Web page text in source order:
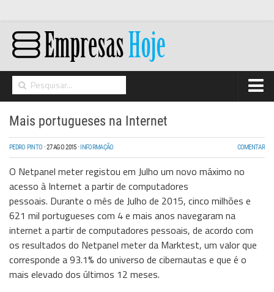
Home
Networking
Segurança
High Tech
Hosting/Cloud
I&D
Opinião
Storage
Mais portugueses na Internet
PEDRO PINTO ·27 AGO 2015· INFORMAÇÃO COMENTAR
O Netpanel meter registou em Julho um novo máximo no
acesso à Internet a partir de computadores
pessoais. Durante o mês de Julho de 2015, cinco milhões e
621 mil portugueses com 4 e mais anos navegaram na
internet a partir de computadores pessoais, de acordo com
os resultados do Netpanel meter da Marktest, um valor que
corresponde a 93.1% do universo de cibernautas e que é o
mais elevado dos últimos 12 meses.